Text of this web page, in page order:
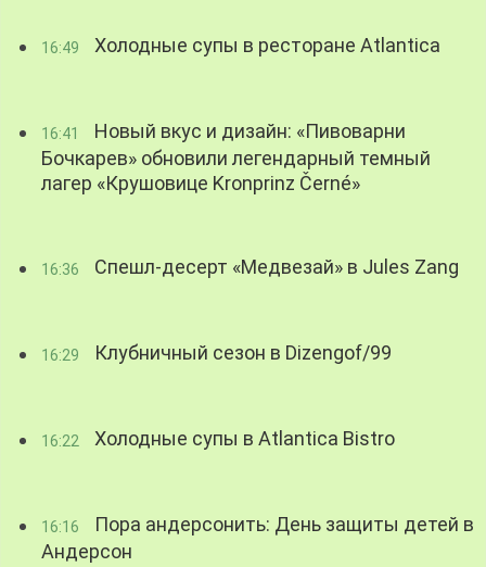
16:49 Холодные супы в ресторане Atlantica
16:41
Новый вкус и дизайн: «Пивоварни
Бочкарев» обновили легендарный темный
лагер «Крушовице Kronprinz Černé»
16:36 Спешл-десерт «Медвезай» в Jules Zang
16:29 Клубничный сезон в Dizengof/99
16:22 Холодные супы в Atlantica Bistro
16:16
Пора андерсонить: День защиты детей в
Андерсон